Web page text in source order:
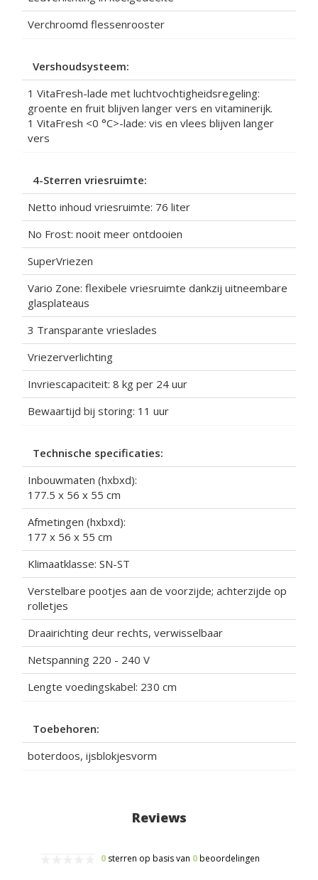
Verchroomd flessenrooster
Vershoudsysteem:
1 VitaFresh-lade met luchtvochtigheidsregeling:
groente en fruit blijven langer vers en vitaminerijk.
1 VitaFresh <0 °C>-lade: vis en vlees blijven langer
vers
4-Sterren vriesruimte:
Netto inhoud vriesruimte: 76 liter
No Frost: nooit meer ontdooien
SuperVriezen
Vario Zone: flexibele vriesruimte dankzij uitneembare
glasplateaus
3 Transparante vrieslades
Vriezerverlichting
Invriescapaciteit: 8 kg per 24 uur
Bewaartijd bij storing: 11 uur
Technische specificaties:
Inbouwmaten (hxbxd):
177.5 x 56 x 55 cm
Afmetingen (hxbxd):
177 x 56 x 55 cm
Klimaatklasse: SN-ST
Verstelbare pootjes aan de voorzijde; achterzijde op
rolletjes
Draairichting deur rechts, verwisselbaar
Netspanning 220 - 240 V
Lengte voedingskabel: 230 cm
Toebehoren:
boterdoos, ijsblokjesvorm
Reviews
0 sterren op basis van 0beoordelingen